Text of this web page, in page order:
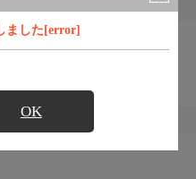
ました[error]
OK